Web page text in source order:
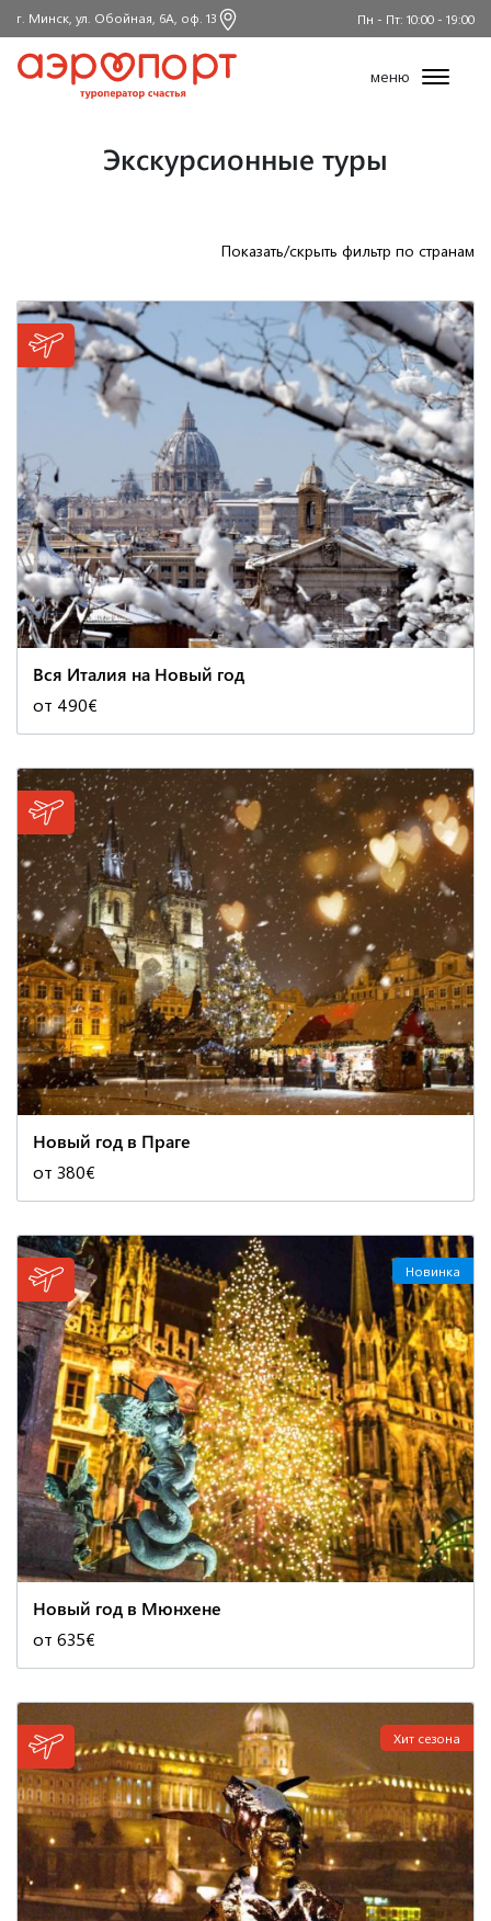
г. Минск, ул. Обойная, 6А, оф. 13 Пн - Пт: 10:00 - 19:00
меню
Экскурсионные туры
Показать/скрыть фильтр по странам
Австрия
Бельгия
Венгрия
Грузия
Италия
Чехия
Швеция
Вся Италия на Новый год
от 490€
Новый год в Праге
от 380€
Новинка
Новый год в Мюнхене
от 635€
Хит сезона